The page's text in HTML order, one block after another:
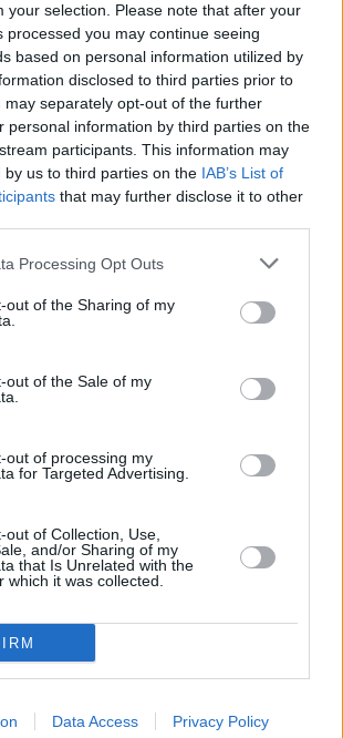
your selection. Please note that after your
processed you may continue seeing
based on personal information utilized by
disclosed to third parties prior to
may separately opt-out of the further
personal information by third parties on the
participants. This information may
by us to third parties on the IAB’s List of
that may further disclose it to other
Processing Opt Outs
out of the Sharing of my
out of the Sale of my
out of processing my
for Targeted Advertising.
out of Collection, Use,
and/or Sharing of my
that Is Unrelated with the
which it was collected.
Data Access Privacy Policy
E-izdevums
sākums:
4 izdevumi / 4.95 Eur par izdevumu *
ManiZurnali.lv norādītas € ar PVN.
arhīvs
MEKLĒT